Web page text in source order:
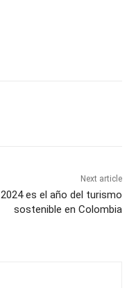
Next article
2024 es el año del turismo
sostenible en Colombia